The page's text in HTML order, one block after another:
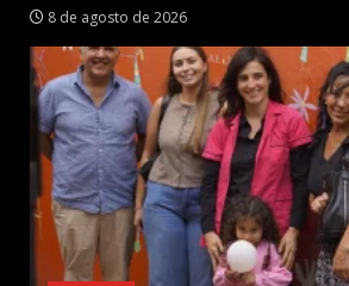
8 de agosto de 2026